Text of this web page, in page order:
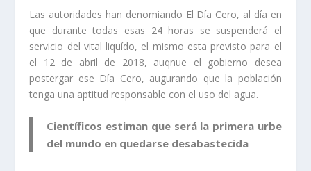
Las autoridades han denomiando El Día Cero, al día en
que durante todas esas 24 horas se suspenderá el
servicio del vital liquído, el mismo esta previsto para el
el 12 de abril de 2018, auqnue el gobierno desea
postergar ese Día Cero, augurando que la población
tenga una aptitud responsable con el uso del agua.
Científicos estiman que será la primera urbe
del mundo en quedarse desabastecida